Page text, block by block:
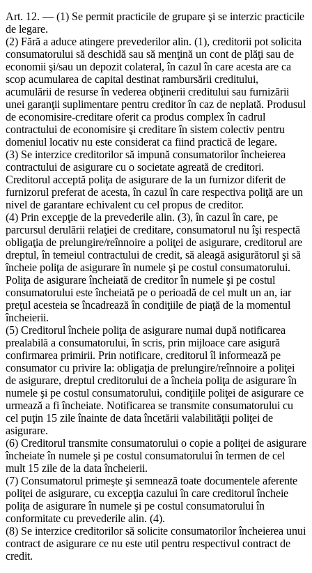
Art. 12. — (1) Se permit practicile de grupare şi se interzic practicile
de legare.
(2) Fără a aduce atingere prevederilor alin. (1), creditorii pot solicita
consumatorului să deschidă sau să menţină un cont de plăţi sau de
economii şi/sau un depozit colateral, în cazul în care acesta are ca
scop acumularea de capital destinat rambursării creditului,
acumulării de resurse în vederea obţinerii creditului sau furnizării
unei garanţii suplimentare pentru creditor în caz de neplată. Produsul
de economisire-creditare oferit ca produs complex în cadrul
contractului de economisire şi creditare în sistem colectiv pentru
domeniul locativ nu este considerat ca fiind practică de legare.
(3) Se interzice creditorilor să impună consumatorilor încheierea
contractului de asigurare cu o societate agreată de creditori.
Creditorul acceptă poliţa de asigurare de la un furnizor diferit de
furnizorul preferat de acesta, în cazul în care respectiva poliţă are un
nivel de garantare echivalent cu cel propus de creditor.
(4) Prin excepţie de la prevederile alin. (3), în cazul în care, pe
parcursul derulării relaţiei de creditare, consumatorul nu îşi respectă
obligaţia de prelungire/reînnoire a poliţei de asigurare, creditorul are
dreptul, în temeiul contractului de credit, să aleagă asigurătorul şi să
încheie poliţa de asigurare în numele şi pe costul consumatorului.
Poliţa de asigurare încheiată de creditor în numele şi pe costul
consumatorului este încheiată pe o perioadă de cel mult un an, iar
preţul acesteia se încadrează în condiţiile de piaţă de la momentul
încheierii.
(5) Creditorul încheie poliţa de asigurare numai după notificarea
prealabilă a consumatorului, în scris, prin mijloace care asigură
confirmarea primirii. Prin notificare, creditorul îl informează pe
consumator cu privire la: obligaţia de prelungire/reînnoire a poliţei
de asigurare, dreptul creditorului de a încheia poliţa de asigurare în
numele şi pe costul consumatorului, condiţiile poliţei de asigurare ce
urmează a fi încheiate. Notificarea se transmite consumatorului cu
cel puţin 15 zile înainte de data încetării valabilităţii poliţei de
asigurare.
(6) Creditorul transmite consumatorului o copie a poliţei de asigurare
încheiate în numele şi pe costul consumatorului în termen de cel
mult 15 zile de la data încheierii.
(7) Consumatorul primeşte şi semnează toate documentele aferente
poliţei de asigurare, cu excepţia cazului în care creditorul încheie
poliţa de asigurare în numele şi pe costul consumatorului în
conformitate cu prevederile alin. (4).
(8) Se interzice creditorilor să solicite consumatorilor încheierea unui
contract de asigurare ce nu este util pentru respectivul contract de
credit.